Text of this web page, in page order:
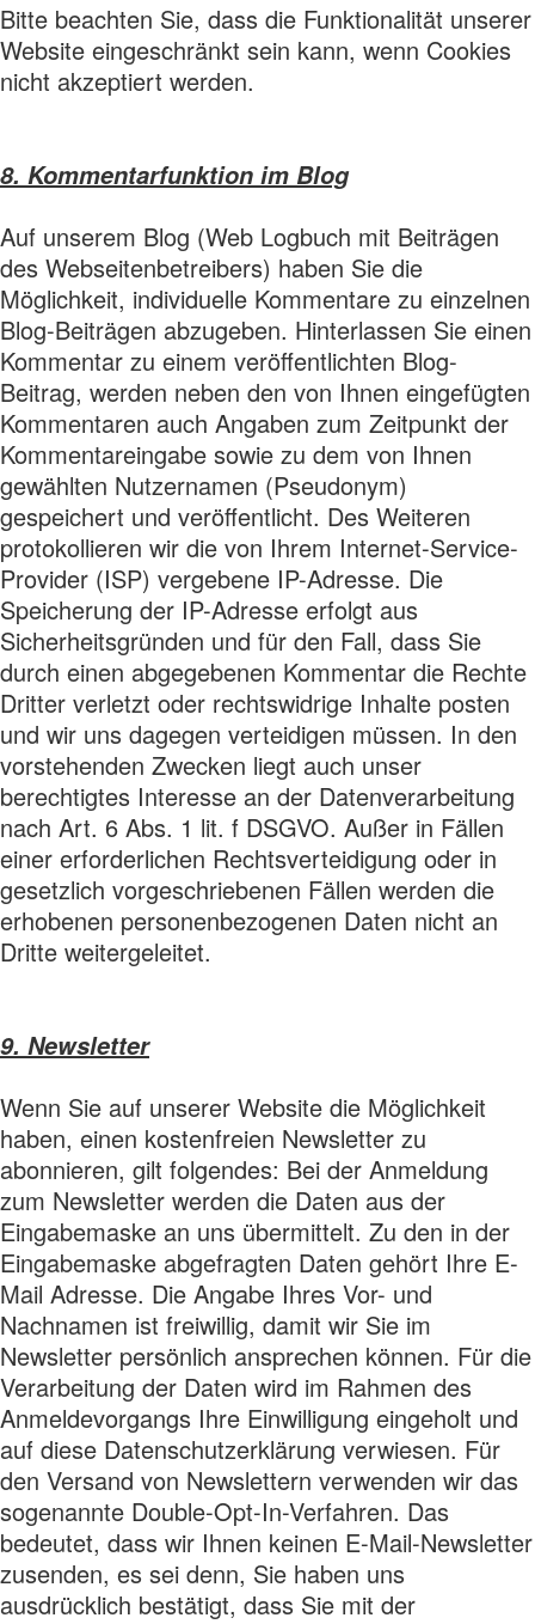
Bitte beachten Sie, dass die Funktionalität unserer
Website eingeschränkt sein kann, wenn Cookies
nicht akzeptiert werden.
8. Kommentarfunktion im Blog
Auf unserem Blog (Web Logbuch mit Beiträgen
des Webseitenbetreibers) haben Sie die
Möglichkeit, individuelle Kommentare zu einzelnen
Blog-Beiträgen abzugeben. Hinterlassen Sie einen
Kommentar zu einem veröffentlichten Blog-
Beitrag, werden neben den von Ihnen eingefügten
Kommentaren auch Angaben zum Zeitpunkt der
Kommentareingabe sowie zu dem von Ihnen
gewählten Nutzernamen (Pseudonym)
gespeichert und veröffentlicht. Des Weiteren
protokollieren wir die von Ihrem Internet-Service-
Provider (ISP) vergebene IP-Adresse. Die
Speicherung der IP-Adresse erfolgt aus
Sicherheitsgründen und für den Fall, dass Sie
durch einen abgegebenen Kommentar die Rechte
Dritter verletzt oder rechtswidrige Inhalte posten
und wir uns dagegen verteidigen müssen. In den
vorstehenden Zwecken liegt auch unser
berechtigtes Interesse an der Datenverarbeitung
nach Art. 6 Abs. 1 lit. f DSGVO. Außer in Fällen
einer erforderlichen Rechtsverteidigung oder in
gesetzlich vorgeschriebenen Fällen werden die
erhobenen personenbezogenen Daten nicht an
Dritte weitergeleitet.
9. Newsletter
Wenn Sie auf unserer Website die Möglichkeit
haben, einen kostenfreien Newsletter zu
abonnieren, gilt folgendes: Bei der Anmeldung
zum Newsletter werden die Daten aus der
Eingabemaske an uns übermittelt. Zu den in der
Eingabemaske abgefragten Daten gehört Ihre E-
Mail Adresse. Die Angabe Ihres Vor- und
Nachnamen ist freiwillig, damit wir Sie im
Newsletter persönlich ansprechen können. Für die
Verarbeitung der Daten wird im Rahmen des
Anmeldevorgangs Ihre Einwilligung eingeholt und
auf diese Datenschutzerklärung verwiesen. Für
den Versand von Newslettern verwenden wir das
sogenannte Double-Opt-In-Verfahren. Das
bedeutet, dass wir Ihnen keinen E-Mail-Newsletter
zusenden, es sei denn, Sie haben uns
ausdrücklich bestätigt, dass Sie mit der